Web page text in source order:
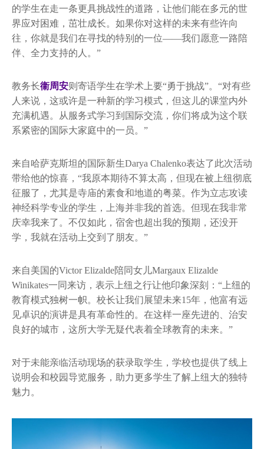
的学生在走一条更具挑战性的道路，让他们能在多元的世
界应对困难，茁壮成长。如果你对这样的未来有些许向
往，你就是我们在寻找的特别的一位——我们愿意一路陪
伴、全力支持的人。”
教务长衞周安则寄语学生在学术上要“勇于挑战”。“对有些
人来说，这或许是一种新的学习模式，但这儿的课堂内外
充满机遇。从服务式学习到国际交流，你们将成为这个联
系紧密的国际大家庭中的一员。”
来自哈萨克斯坦的国际新生Darya Chalenko表达了此次活动
带给他的惊喜，“我原本期待不算太高，但现在被上纽彻底
征服了，尤其是寺庙的素食和地道的粤菜。作为立志攻读
神经科学专业的学生，上海并非我的首选。但现在我非常
庆幸我来了。不仅如此，宿舍也超出我的预期，还没开
学，我就在活动上交到了朋友。”
来自美国的Victor Elizalde陪同女儿Margaux Elizalde
Winikates一同来访，表示上纽之行让他印象深刻：“上纽的
教育模式独树一帜。校长让我们展望未来15年，他富有远
见卓识的演讲是具有革命性的。在这样一座先进的、治安
良好的城市，这所大学无疑代表着全球教育的未来。”
对于未能亲临活动现场的获录取学生，学校也提供了线上
说明会和校园导览服务，助力更多学生了解上纽大的独特
魅力。